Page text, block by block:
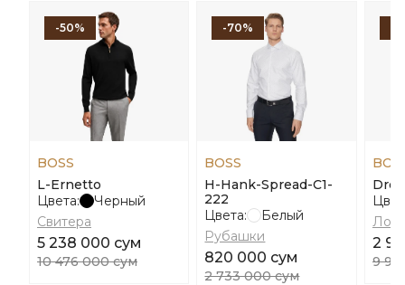
-50%
BOSS
L-Ernetto
Цвета:
Черный
Свитера
5 238 000 сум
10 476 000 сум
-70%
BOSS
H-Hank-Spread-C1-
222
Цвета:
Белый
Рубашки
820 000 сум
2 733 000 сум
2
9